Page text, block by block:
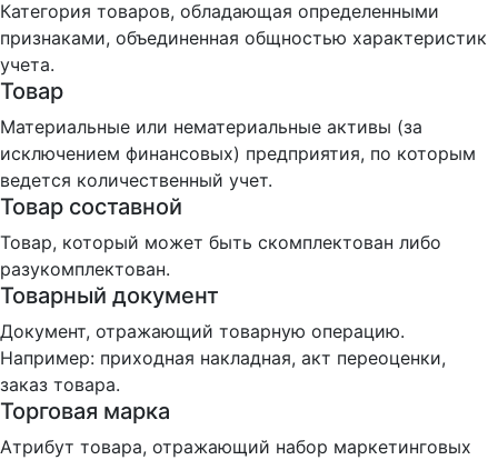
Категория товаров, обладающая определенными
признаками, объединенная общностью характеристик
учета.
Товар
Материальные или нематериальные активы (за
исключением финансовых) предприятия, по которым
ведется количественный учет.
Товар составной
Товар, который может быть скомплектован либо
разукомплектован.
Товарный документ
Документ, отражающий товарную операцию.
Например: приходная накладная, акт переоценки,
заказ товара.
Торговая марка
Атрибут товара, отражающий набор маркетинговых